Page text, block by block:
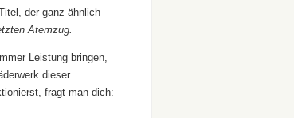
der ganz ähnlich
Atemzug.
Leistung bringen,
dieser
fragt man dich: